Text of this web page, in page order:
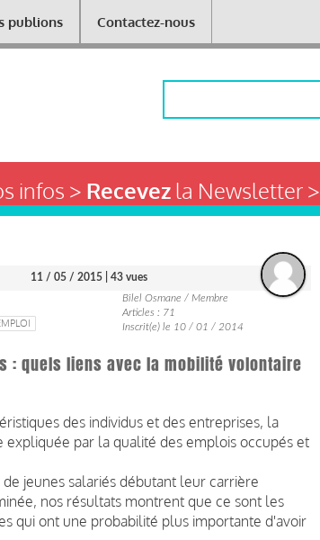
publions Contactez-nous
infos > Recevezla Newsletter >
11 / 05 / 2015 | 43 vues
Bilel Osmane / Membre
Articles : 71
Inscrit(e) le 10 / 01 / 2014
: quels liens avec la mobilité volontaire
des individus et des entreprises, la
par la qualité des emplois occupés et
jeunes salariés débutant leur carrière
nos résultats montrent que ce sont les
qui ont une probabilité plus importante d'avoir